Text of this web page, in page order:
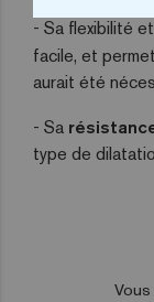
- Sa flexibilité
facile, et
aurait été
- Sa
type de